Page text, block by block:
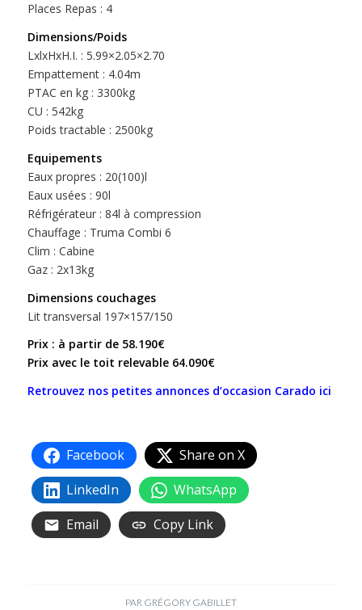
Places Repas : 4
Dimensions/Poids
LxlxHxH.I. : 5.99×2.05×2.70
Empattement : 4.04m
PTAC en kg : 3300kg
CU : 542kg
Poids tractable : 2500kg
Equipements
Eaux propres : 20(100)l
Eaux usées : 90l
Réfrigérateur : 84l à compression
Chauffage : Truma Combi 6
Clim : Cabine
Gaz : 2x13kg
Dimensions couchages
Lit transversal 197×157/150
Prix : à partir de 58.190€
Prix avec le toit relevable 64.090€
Retrouvez nos petites annonces d’occasion Carado ici
Facebook
Share on X
LinkedIn
WhatsApp
Email
Copy Link
PAR GRÉGORY GABILLET